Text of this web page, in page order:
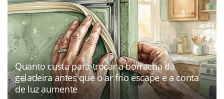
Quanto custa para trocar a borracha da
geladeira antes que o ar frio escape e a conta
de luz aumente